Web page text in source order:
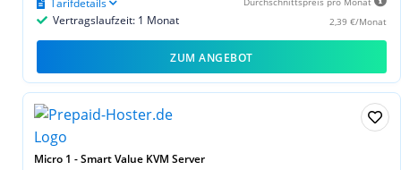
2,39 €/Monat
Vertragslaufzeit: 1 Monat
ZUM ANGEBOT
Micro 1 - Smart Value KVM Server